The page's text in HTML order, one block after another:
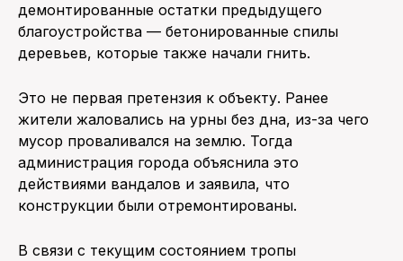
демонтированные остатки предыдущего
благоустройства — бетонированные спилы
деревьев, которые также начали гнить.
Это не первая претензия к объекту. Ранее
жители жаловались на урны без дна, из-за чего
мусор проваливался на землю. Тогда
администрация города объяснила это
действиями вандалов и заявила, что
конструкции были отремонтированы.
В связи с текущим состоянием тропы